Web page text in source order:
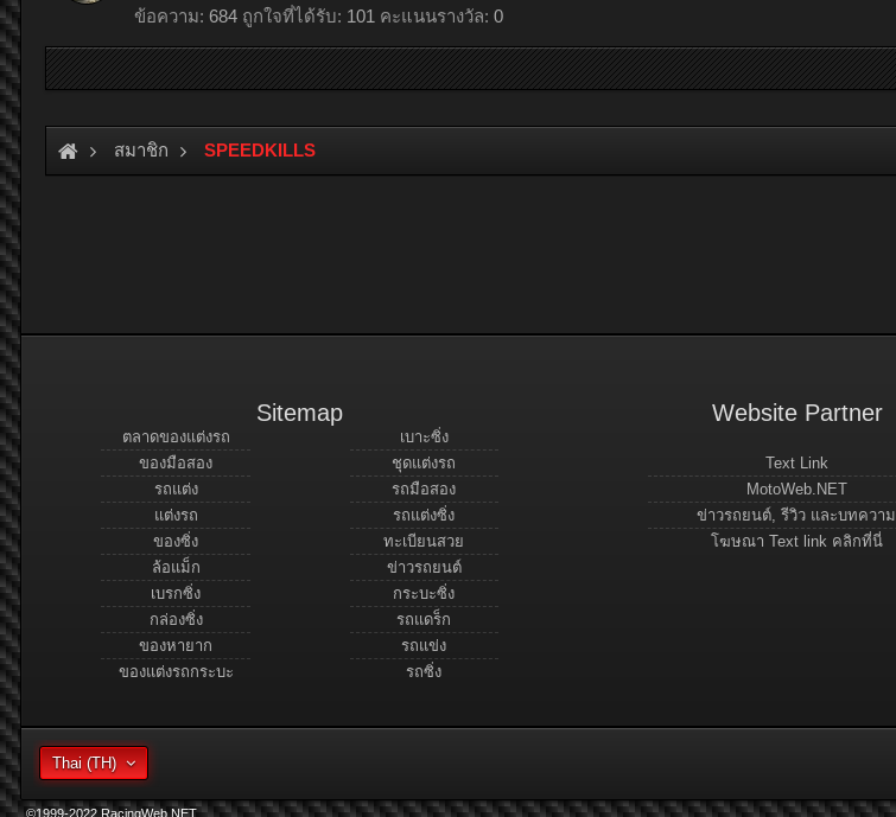
ข้อความ: 684 ถูกใจที่ได้รับ: 101 คะแนนรางวัล: 0
สมาชิก SPEEDKILLS
Sitemap
ตลาดของแต่งรถ
ของมือสอง
รถแต่ง
แต่งรถ
ของซิ่ง
ล้อแม็ก
เบรกซิ่ง
กล่องซิ่ง
ของหายาก
ของแต่งรถกระบะ
เบาะซิ่ง
ชุดแต่งรถ
รถมือสอง
รถแต่งซิ่ง
ทะเบียนสวย
ข่าวรถยนต์
กระบะซิ่ง
รถแดร็ก
รถแข่ง
รถซิ่ง
Website Partner
Text Link
MotoWeb.NET
ข่าวรถยนต์, รีวิว และบทความ
โฆษณา Text link คลิกที่นี่
Thai (TH)
©1999-2022 RacingWeb.NET